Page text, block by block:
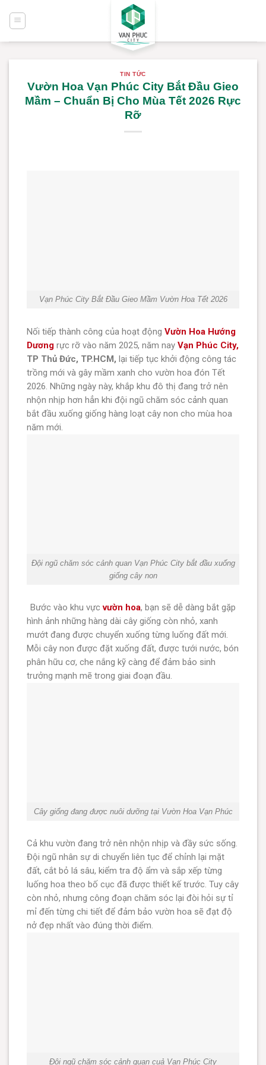
TIN TỨC
Vườn Hoa Vạn Phúc City Bắt Đầu Gieo
Mầm – Chuẩn Bị Cho Mùa Tết 2026 Rực
Rỡ
Vạn Phúc City Bắt Đầu Gieo Mầm Vườn Hoa Tết 2026
Nối tiếp thành công của hoạt độngVườn Hoa Hướng
Dương rực rỡ vào năm 2025, năm nayVạn Phúc City,
TP Thủ Đức, TP.HCM,lại tiếp tục khởi động công tác
trồng mới và gây mầm xanh cho vườn hoa đón Tết
2026. Những ngày này, khắp khu đô thị đang trở nên
nhộn nhịp hơn hẳn khi đội ngũ chăm sóc cảnh quan
bắt đầu xuống giống hàng loạt cây non cho mùa hoa
năm mới.
Đội ngũ chăm sóc cảnh quan Vạn Phúc City bắt đầu xuống
giống cây non
Bước vào khu vựcvườn hoa, bạn sẽ dễ dàng bắt gặp
hình ảnh những hàng dài cây giống còn nhỏ, xanh
mướt đang được chuyển xuống từng luống đất mới.
Mỗi cây non được đặt xuống đất, được tưới nước, bón
phân hữu cơ, che nắng kỹ càng để đảm bảo sinh
trưởng mạnh mẽ trong giai đoạn đầu.
Cây giống đang được nuôi dưỡng tại Vườn Hoa Vạn Phúc
Cả khu vườn đang trở nên nhộn nhịp và đầy sức sống.
Đội ngũ nhân sự di chuyển liên tục để chỉnh lại mặt
đất, cắt bỏ lá sâu, kiểm tra độ ẩm và sắp xếp từng
luống hoa theo bố cục đã được thiết kế trước. Tuy cây
còn nhỏ, nhưng công đoạn chăm sóc lại đòi hỏi sự tỉ
mỉ đến từng chi tiết để đảm bảo vườn hoa sẽ đạt độ
nở đẹp nhất vào đúng thời điểm.
Đội ngũ chăm sóc cảnh quan cuả Vạn Phúc City